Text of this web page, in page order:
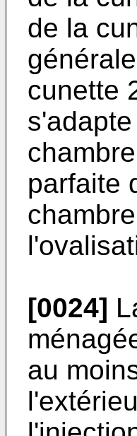
de la
cunette
parfaite
[0024]
au